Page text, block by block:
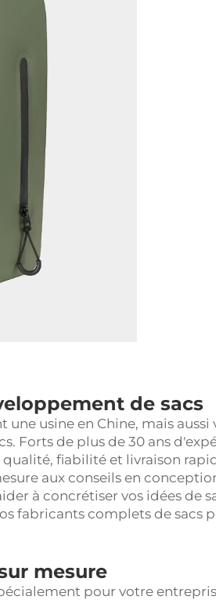
de sacs
une usine en Chine, mais aussi
Forts de plus de 30 ans
fiabilité et livraison
aux conseils en
à concrétiser vos idées de
fabricants complets de sacs
mesure
pour votre